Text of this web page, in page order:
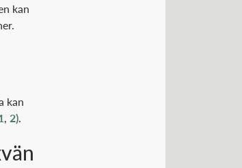
kan
kan
, 2).